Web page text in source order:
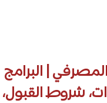
| البرامج
شروط